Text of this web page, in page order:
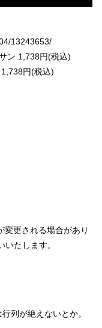
13243653/
ン 1,738円(税込)
円(税込)
更される場合があり
たします。
列が絶えないとか。